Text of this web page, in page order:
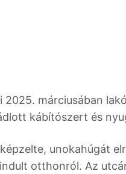
márciusában
kábítószert és
unokahúgát
otthonról. Az